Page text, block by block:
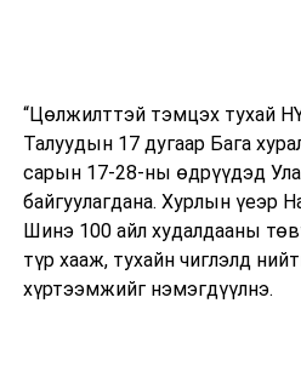
төслийг нэгдсэн
бэлтгэл хангах,
боловсруулах үүрэг
байнгын хорооны
14.00 цагаас “В” танхимд;
- Оюуны өмчийг
оруулах тухай хуулийн
“Цөлжилттэй тэмцэх тухай
Талуудын 17 дугаар Бага
сарын 17-28-ны өдрүүдэд
байгуулагдана. Хурлын үеэр
Шинэ 100 айл худалдааны
түр хааж, тухайн чиглэлд
хүртээмжийг нэмэгдүүлнэ.